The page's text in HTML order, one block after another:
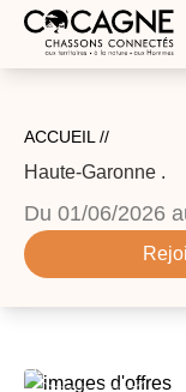
ACCUEIL //
Haute-Garonne .
Du 01/06/2026